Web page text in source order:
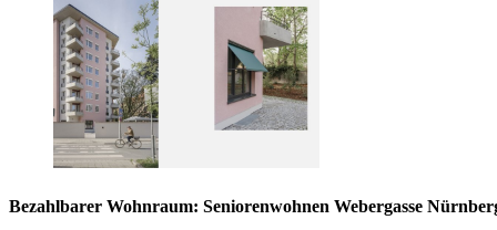
Bezahlbarer Wohnraum: Seniorenwohnen Webergasse